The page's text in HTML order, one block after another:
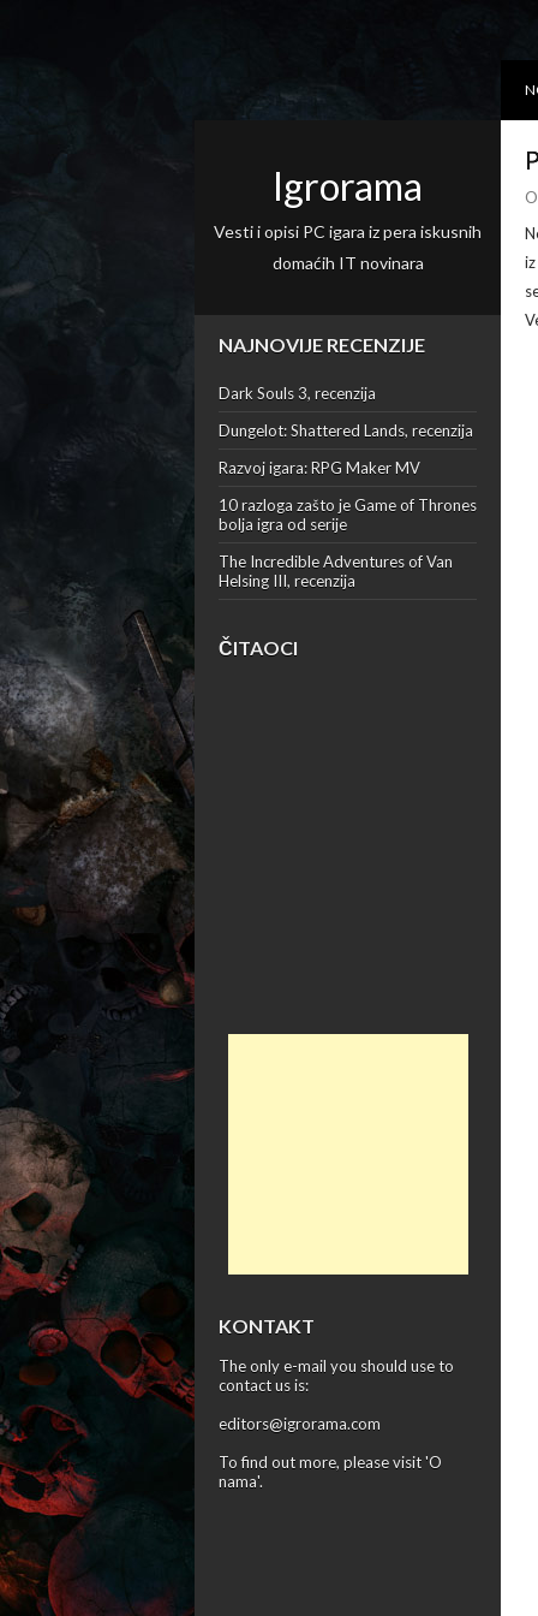
Igrorama
Vesti i opisi PC igara iz pera iskusnih
domaćih IT novinara
NAJNOVIJE RECENZIJE
Dark Souls 3, recenzija
Dungelot: Shattered Lands, recenzija
Razvoj igara: RPG Maker MV
10 razloga zašto je Game of Thrones
bolja igra od serije
The Incredible Adventures of Van
Helsing III, recenzija
ČITAOCI
KONTAKT
The only e-mail you should use to
contact us is:
editors@igrorama.com
To find out more, please visit 'O
nama'.